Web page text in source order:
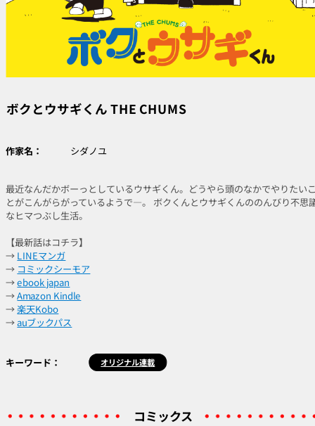
ボクとウサギくん THE CHUMS
作家名： シダノユ
最近なんだかボーっとしているウサギくん。どうやら頭のなかでやりたい
とがこんがらがっているようで―。 ボクくんとウサギくんののんびり不思
なヒマつぶし生活。
【最新話はコチラ】
→ LINEマンガ
→ コミックシーモア
→ebook japan
→Amazon Kindle
→楽天Kobo
→auブックパス
キーワード： オリジナル連載
コミックス